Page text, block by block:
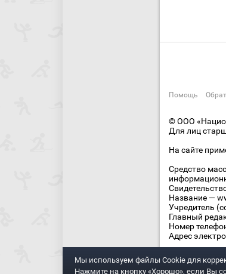
Помощь
© ООО
Для лиц
На сайте
Средство
Название —
Учредитель
Главный
Номер
Адрес
Мы используем файлы Сookie для
Нажмите на кнопку «Хорошо», если Вы